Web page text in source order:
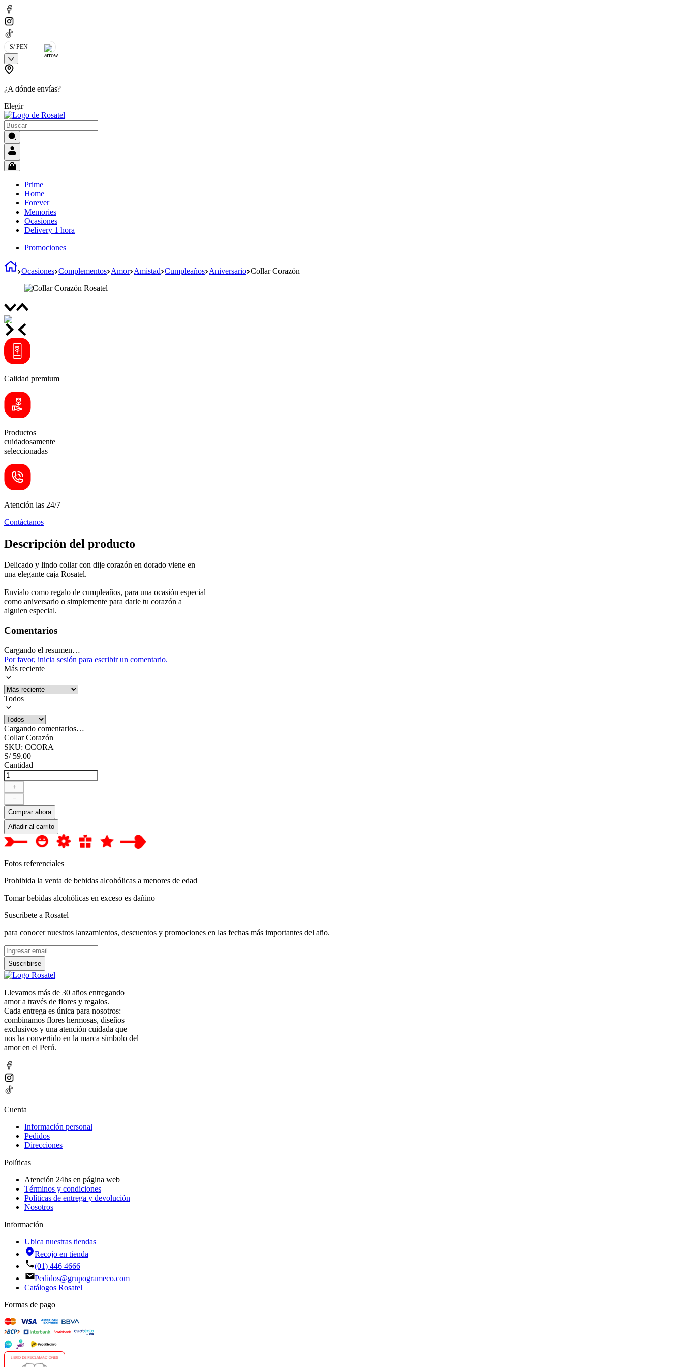
S/ PEN
¿A dónde envías?
Elegir
Prime
Home
Forever
Memories
Ocasiones
Delivery 1 hora
Promociones
Ocasiones Complementos Amor Amistad Cumpleaños Aniversario Collar Corazón
Calidad premium
Productos
cuidadosamente
seleccionadas
Atención las 24/7
Contáctanos
Descripción del producto
Delicado y lindo collar con dije corazón en dorado viene en
una elegante caja Rosatel.
Envíalo como regalo de cumpleaños, para una ocasión especial
como aniversario o simplemente para darle tu corazón a
alguien especial.
Comentarios
Cargando el resumen…
Por favor, inicia sesión para escribir un comentario.
Más reciente
Todos
Cargando comentarios…
Collar Corazón
SKU: CCORA
S/ 59.00
Cantidad
＋
－
Comprar ahora
Añadir al carrito
Fotos referenciales
Prohibida la venta de bebidas alcohólicas a menores de edad
Tomar bebidas alcohólicas en exceso es dañino
Suscríbete a Rosatel
para conocer nuestros lanzamientos, descuentos y promociones en las fechas más importantes del año.
Suscribirse
Llevamos más de 30 años entregando
amor a través de flores y regalos.
Cada entrega es única para nosotros:
combinamos flores hermosas, diseños
exclusivos y una atención cuidada que
nos ha convertido en la marca símbolo del
amor en el Perú.
Cuenta
Información personal
Pedidos
Direcciones
Políticas
Atención 24hs en página web
Términos y condiciones
Políticas de entrega y devolución
Nosotros
Información
Ubica nuestras tiendas
Recojo en tienda
(01) 446 4666
Pedidos@grupogrameco.com
Catálogos Rosatel
Formas de pago